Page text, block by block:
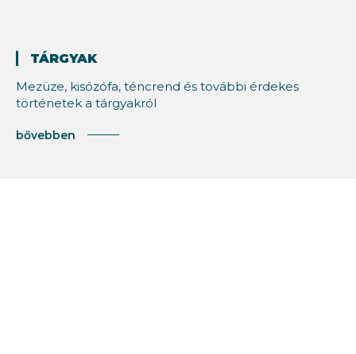
TÁRGYAK
Mezüze, kisózófa, téncrend és további érdekes
történetek a tárgyakról
bővebben